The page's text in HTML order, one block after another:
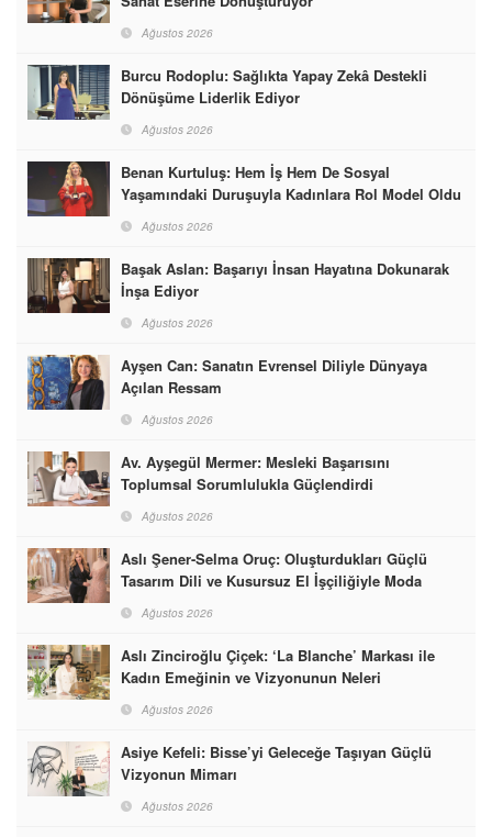
Ağustos 2026
Burcu Rodoplu: Sağlıkta Yapay Zekâ Destekli
Dönüşüme Liderlik Ediyor
Ağustos 2026
Benan Kurtuluş: Hem İş Hem De Sosyal
Yaşamındaki Duruşuyla Kadınlara Rol Model Oldu
Ağustos 2026
Başak Aslan: Başarıyı İnsan Hayatına Dokunarak
İnşa Ediyor
Ağustos 2026
Ayşen Can: Sanatın Evrensel Diliyle Dünyaya
Açılan Ressam
Ağustos 2026
Av. Ayşegül Mermer: Mesleki Başarısını
Toplumsal Sorumlulukla Güçlendirdi
Ağustos 2026
Aslı Şener-Selma Oruç: Oluşturdukları Güçlü
Tasarım Dili ve Kusursuz El İşçiliğiyle Moda
Dünyasına İmzalarını Attılar
Ağustos 2026
Aslı Zinciroğlu Çiçek: ‘La Blanche’ Markası ile
Kadın Emeğinin ve Vizyonunun Neleri
Başarabileceğinin En Güzel Örneğini Sunuyor
Ağustos 2026
Asiye Kefeli: Bisse’yi Geleceğe Taşıyan Güçlü
Vizyonun Mimarı
Ağustos 2026